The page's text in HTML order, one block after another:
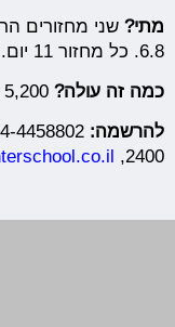
מתי?
6.8. כל מחזור 11 יום. ישנה אפשרות לקצר לחמישה ימים.
כמה זה עולה?5,200 ל-11 יום.
להרשמה:
2400,